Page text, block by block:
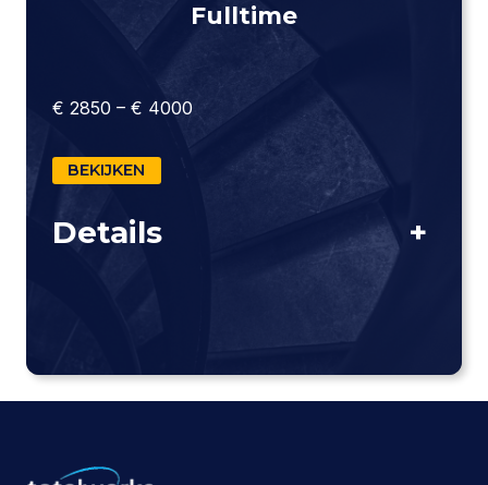
Fulltime
€ 2850 – € 4000
BEKIJKEN
Details +